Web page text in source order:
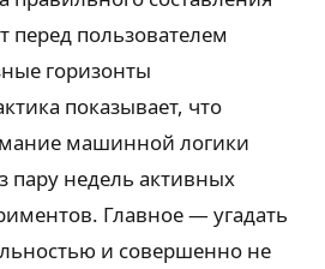
перед пользователем
горизонты
показывает, что
машинной логики
пару недель активных
Главное — угадать
и совершенно не